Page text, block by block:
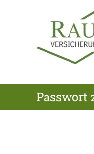
RAUCH
Passwort